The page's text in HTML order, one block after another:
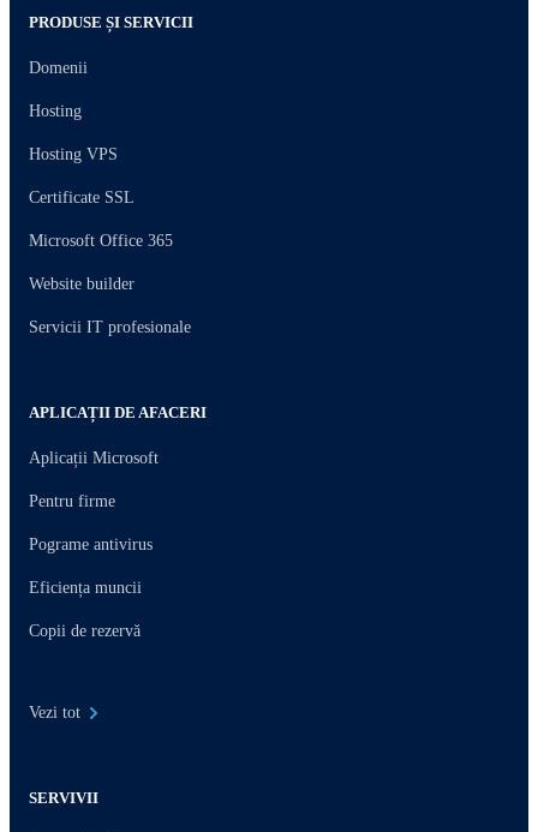
PRODUSE ȘI SERVICII
Domenii
Hosting
Hosting VPS
Certificate SSL
Microsoft Office 365
Website builder
Servicii IT profesionale
APLICAȚII DE AFACERI
Aplicații Microsoft
Pentru firme
Pograme antivirus
Eficiența muncii
Copii de rezervă
Vezi tot
SERVIVII